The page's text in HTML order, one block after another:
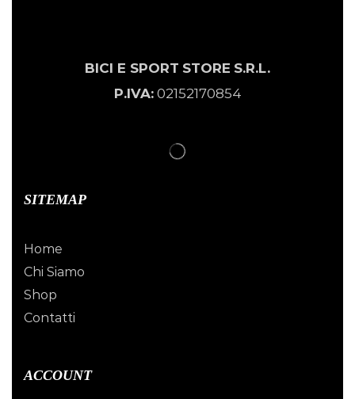
BICI E SPORT STORE S.R.L.
P.IVA:02152170854
SITEMAP
Home
Chi Siamo
Shop
Contatti
ACCOUNT